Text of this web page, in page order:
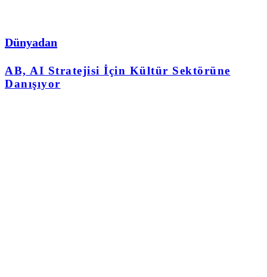
Dünyadan
AB, AI Stratejisi İçin Kültür Sektörüne
Danışıyor